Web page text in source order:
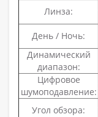
Линза:
День / Ночь:
Динамический
диапазон:
Цифровое
шумоподавление:
Угол обзора: